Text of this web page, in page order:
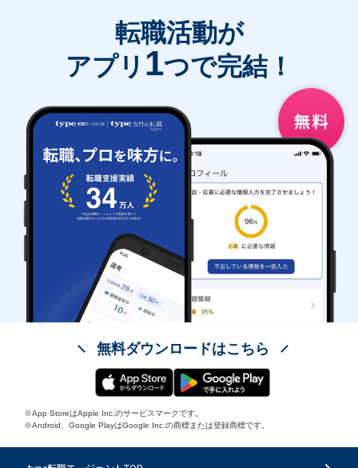
転職活動が
アプリ 1つで完結！
無料ダウンロードはこちら
※App StoreはApple Inc.のサービスマークです。
※Android、Google PlayはGoogle Inc.の商標または登録商標です。